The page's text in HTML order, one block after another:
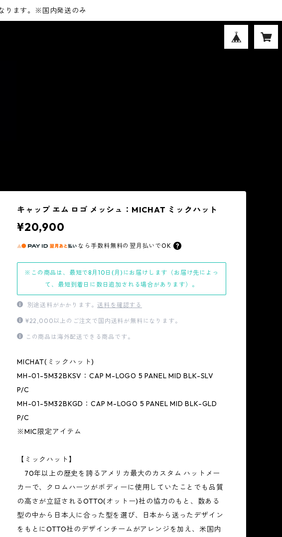
ります。※国内発送のみ
キャップ エム ロゴ メッシュ：MICHAT ミックハット
¥20,900
なら 手数料無料の 翌月払いでOK
※この商品は、最短で8月10日(月)にお届けします（お届け先によっ
て、最短到着日に数日追加される場合があります）。
別途送料がかかります。送料を確認する
¥22,000以上のご注文で国内送料が無料になります。
この商品は海外配送できる商品です。
MICHAT(ミックハット)
MH-01-5M32BKSV：CAP M-LOGO 5 PANEL MID BLK-SLV
P/C
MH-01-5M32BKGD：CAP M-LOGO 5 PANEL MID BLK-GLD
P/C
※MIC限定アイテム
【ミックハット】
70年以上の歴史を誇るアメリカ最大のカスタム ハットメー
カーで、クロムハーツがボディーに使用していたことでも品質
の高さが立証されるOTTO(オットー)社の協力のもと、数ある
型の中から日本人に合った型を選び、日本から送ったデザイン
をもとにOTTO社のデザインチームがアレンジを加え、米国内